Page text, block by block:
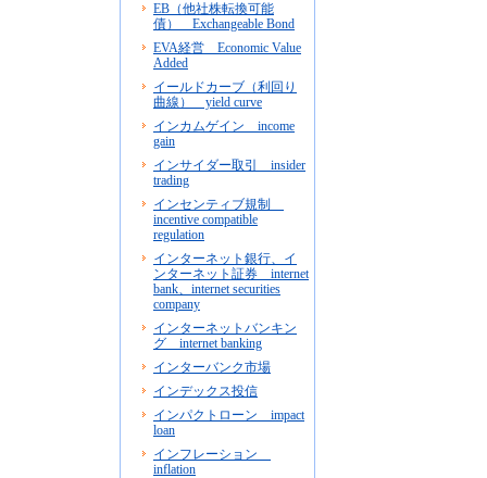
EB（他社株転換可能
債） Exchangeable Bond
EVA経営 Economic Value
Added
イールドカーブ（利回り
曲線） yield curve
インカムゲイン income
gain
インサイダー取引 insider
trading
インセンティブ規制
incentive compatible
regulation
インターネット銀行、イ
ンターネット証券 internet
bank、internet securities
company
インターネットバンキン
グ internet banking
インターバンク市場
インデックス投信
インパクトローン impact
loan
インフレーション
inflation